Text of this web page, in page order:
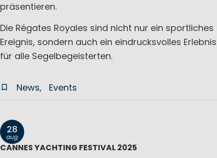
präsentieren.
Die Régates Royales sind nicht nur ein sportliches
Ereignis, sondern auch ein eindrucksvolles Erlebnis
für alle Segelbegeisterten.
News Events
28
aug
CANNES YACHTING FESTIVAL 2025